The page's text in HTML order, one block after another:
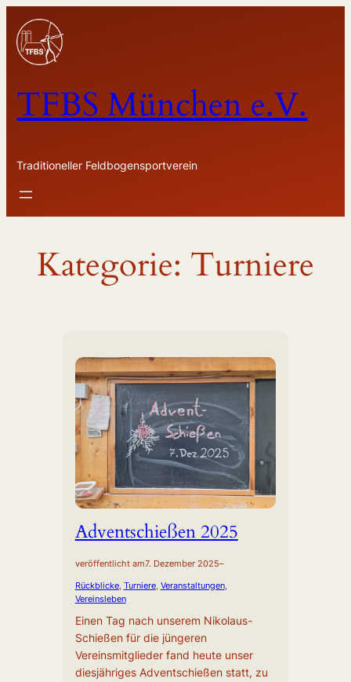
Zum
Inhalt
springen
TFBS München e.V.
Traditioneller Feldbogensportverein
Kategorie: Turniere
Adventschießen 2025
veröffentlicht am7. Dezember 2025–
Rückblicke, Turniere, Veranstaltungen ,
Vereinsleben
Einen Tag nach unserem Nikolaus-
Schießen für die jüngeren
Vereinsmitglieder fand heute unser
diesjähriges Adventschießen statt, zu